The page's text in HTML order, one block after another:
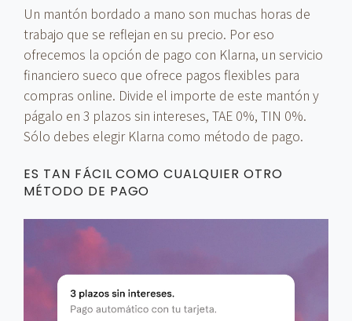
Un mantón bordado a mano son muchas horas de
trabajo que se reflejan en su precio. Por eso
ofrecemos la opción de pago con Klarna, un servicio
financiero sueco que ofrece pagos flexibles para
compras online. Divide el importe de este mantón y
págalo en 3 plazos sin intereses, TAE 0%, TIN 0%.
Sólo debes elegir Klarna como método de pago.
ES TAN FÁCIL COMO CUALQUIER OTRO
MÉTODO DE PAGO